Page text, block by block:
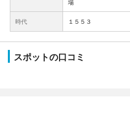
場
時代 １５５３
スポットの口コミ